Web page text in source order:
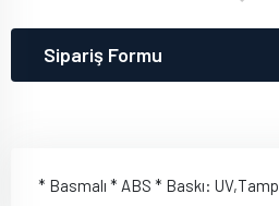
Sipariş Formu
* Basmalı * ABS * Baskı: